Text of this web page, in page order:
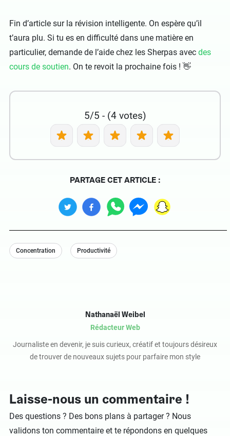
Fin d’article sur la révision intelligente. On espère qu’il
t’aura plu. Si tu es en difficulté dans une matière en
particulier, demande de l’aide chez les Sherpas avec des
cours de soutien. On te revoit la prochaine fois ! 👋
5/5 - (4 votes)
Nathanaël Weibel
Rédacteur Web
Journaliste en devenir, je suis curieux, créatif et toujours désireux
de trouver de nouveaux sujets pour parfaire mon style
PARTAGE CET ARTICLE :
Concentration Productivité
Laisse-nous un commentaire !
Des questions ? Des bons plans à partager ? Nous
validons ton commentaire et te répondons en quelques